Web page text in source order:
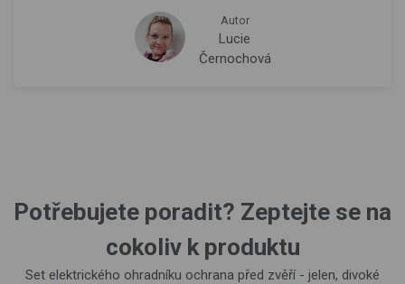
Autor
Lucie
Černochová
Potřebujete poradit? Zeptejte se na
cokoliv k produktu
Set elektrického ohradníku ochrana před zvěří - jelen, divoké